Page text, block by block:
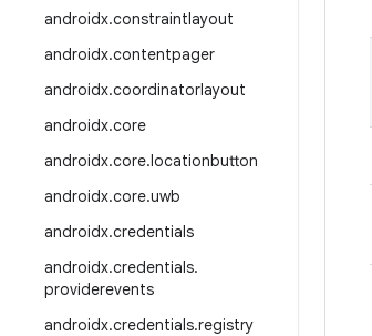
androidx.constraintlayout
androidx.contentpager
androidx.coordinatorlayout
androidx.core
androidx.core.locationbutton
androidx.core.uwb
androidx.credentials
androidx.credentials.
providerevents
androidx.credentials.registry